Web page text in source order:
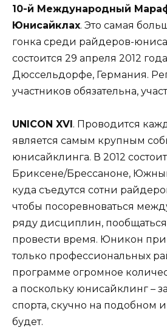
10-й Международный
Юнисайклах. Это самая
гонка среди райдеров-
состоится 29 апреля 2012
Дюссельдорфе, Германия.
участников обязательна,
UNICON XVI. Проводится
является самым крупным
юнисайклинга. В 2012
Бриксене/Брессаноне,
куда съедутся сотни
чтобы посоревноваться
ряду дисциплин,
провести время. Юникон
только профессиональных
программе огромное
а поскольку юнисайклинг –
спорта, скучно на подобном
будет.